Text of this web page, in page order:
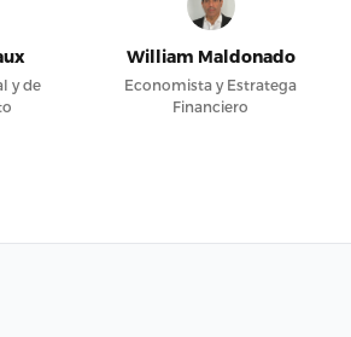
y de
William Maldonado
Economista y Estratega
Financiero